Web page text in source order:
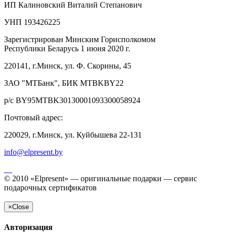
ИП Калиновский Виталий Степанович
УНП 193426225
Зарегистрирован Минским Горисполкомом
Республики Беларусь 1 июня 2020 г.
220141, г.Минск, ул. Ф. Скорины, 45
ЗАО "МТБанк", БИК MTBKBY22
р/с BY95MTBK30130001093300058924
Почтовый адрес:
220029, г.Минск, ул. Куйбышева 22-131
info@elpresent.by
© 2010 «Elpresent» — оригинальные подарки — сервис
подарочных сертификатов
×Close
Авторизация